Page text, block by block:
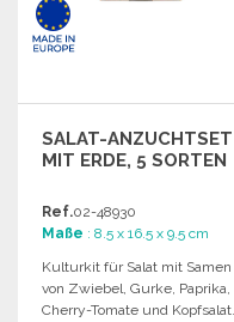
SALAT-ANZUCHTSET
MIT ERDE, 5 SORTEN
Ref.02-48930
Maße : 8.5 x 16.5 x 9.5 cm
Kulturkit für Salat mit Samen
von Zwiebel, Gurke, Paprika,
Cherry-Tomate und Kopfsalat.